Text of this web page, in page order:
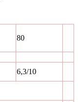
80
6,3/10